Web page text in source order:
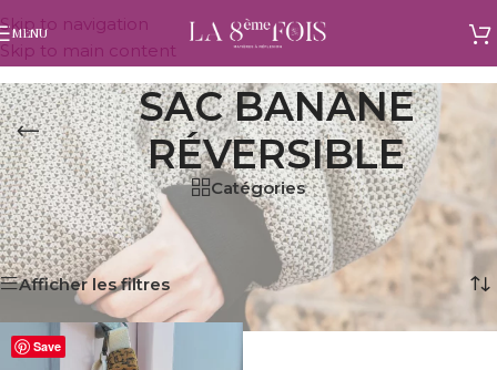
Skip to navigation
Skip to main content
MENU
SAC BANANE
RÉVERSIBLE
Catégories
Accueil/Produits identifiés “sac banane réversible”
Voici le seul résultat
Afficher les filtres
Save